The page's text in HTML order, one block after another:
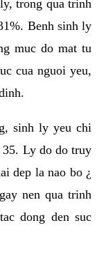
trong qua trinh
Benh sinh ly
muc do mat tu
cua nguoi yeu,
sinh ly yeu chi
35. Ly do do truy
dep la nao bo ¿
nen qua trinh
dong den suc